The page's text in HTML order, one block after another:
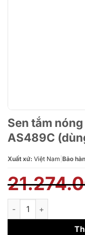
Sen tắm
AS489C
Xuất xứ: Việt Nam Bảo
Sen tắm nóng lạnh